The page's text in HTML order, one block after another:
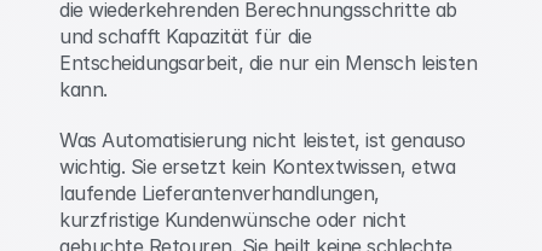
die wiederkehrenden Berechnungsschritte ab
und schafft Kapazität für die
Entscheidungsarbeit, die nur ein Mensch leisten
kann.
Was Automatisierung nicht leistet, ist genauso
wichtig. Sie ersetzt kein Kontextwissen, etwa
laufende Lieferantenverhandlungen,
kurzfristige Kundenwünsche oder nicht
gebuchte Retouren. Sie heilt keine schlechte